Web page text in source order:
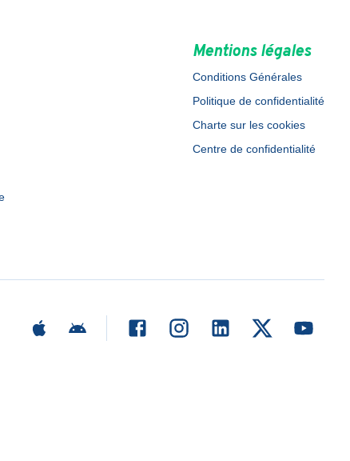
Mentions légales
Conditions Générales
Politique de confidentialité
Charte sur les cookies
Centre de confidentialité